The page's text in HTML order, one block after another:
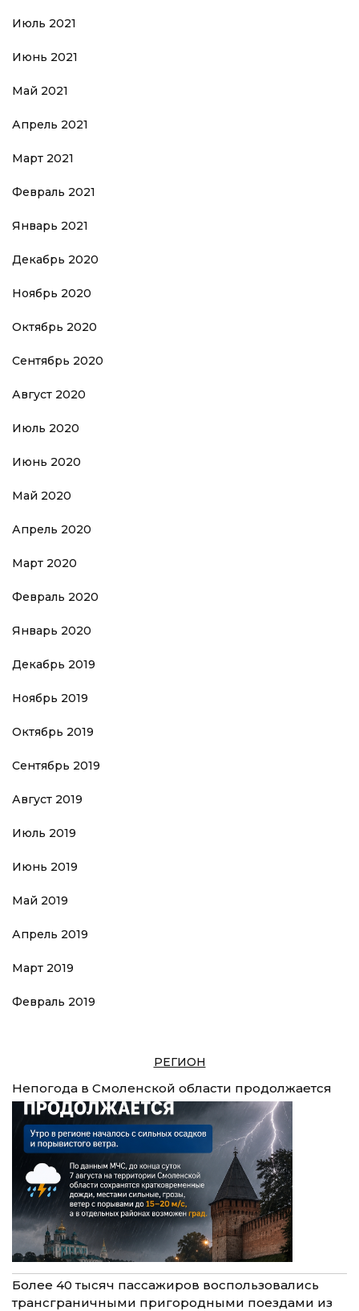
Июль 2021
Июнь 2021
Май 2021
Апрель 2021
Март 2021
Февраль 2021
Январь 2021
Декабрь 2020
Ноябрь 2020
Октябрь 2020
Сентябрь 2020
Август 2020
Июль 2020
Июнь 2020
Май 2020
Апрель 2020
Март 2020
Февраль 2020
Январь 2020
Декабрь 2019
Ноябрь 2019
Октябрь 2019
Сентябрь 2019
Август 2019
Июль 2019
Июнь 2019
Май 2019
Апрель 2019
Март 2019
Февраль 2019
РЕГИОН
Непогода в Смоленской области продолжается
Более 40 тысяч пассажиров воспользовались
трансграничными пригородными поездами из